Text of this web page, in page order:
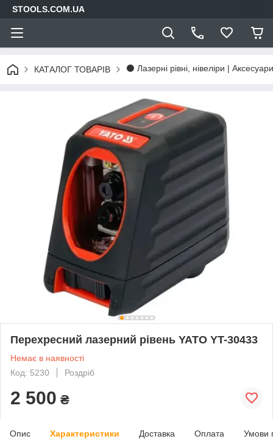
STOOLS.COM.UA
КАТАЛОГ ТОВАРІВ ⚫ Лазерні рівні, нівеліри | Аксесуари
Перехресний лазерний рівень YATO YT-30433
Немає в наявності
Код: 5230
Роздріб
2 500 ₴
Опис Характеристики Доставка Оплата Умови